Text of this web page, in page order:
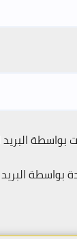
بواسطة البريد
بواسطة البريد